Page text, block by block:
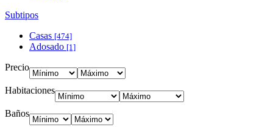
Subtipos
Casas [474]
Adosado [1]
Precio
Habitaciones
Baños